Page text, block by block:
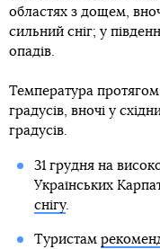
областях з дощем,
сильний сніг; у
опадів.
Температура
градусів, вночі у
градусів.
31 грудня на
Українських
снігу.
Туристам